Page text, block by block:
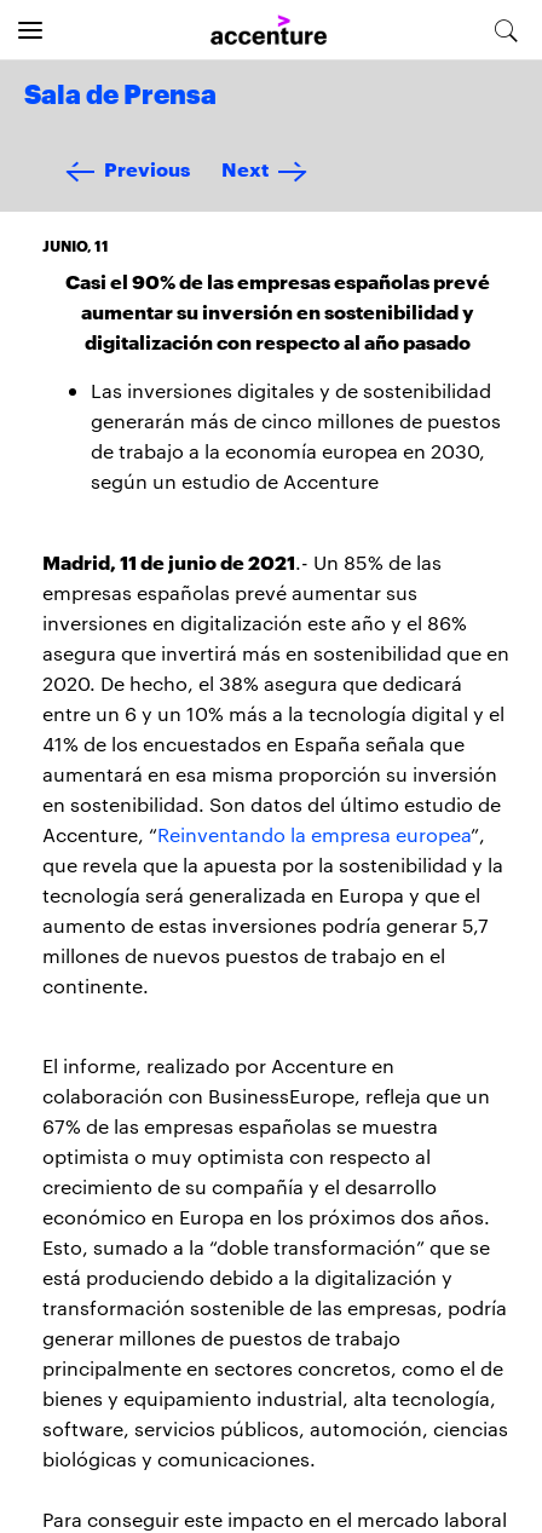
Sala de Prensa
Previous Next
JUNIO, 11
Casi el 90% de las empresas españolas prevé
aumentar su inversión en sostenibilidad y
digitalización con respecto al año pasado
Las inversiones digitales y de sostenibilidad
generarán más de cinco millones de puestos
de trabajo a la economía europea en 2030,
según un estudio de Accenture
Madrid, 11 de junio de 2021.- Un 85% de las
empresas españolas prevé aumentar sus
inversiones en digitalización este año y el 86%
asegura que invertirá más en sostenibilidad que en
2020. De hecho, el 38% asegura que dedicará
entre un 6 y un 10% más a la tecnología digital y el
41% de los encuestados en España señala que
aumentará en esa misma proporción su inversión
en sostenibilidad. Son datos del último estudio de
Accenture, “Reinventando la empresa europea”,
que revela que la apuesta por la sostenibilidad y la
tecnología será generalizada en Europa y que el
aumento de estas inversiones podría generar 5,7
millones de nuevos puestos de trabajo en el
continente.
El informe, realizado por Accenture en
colaboración con BusinessEurope, refleja que un
67% de las empresas españolas se muestra
optimista o muy optimista con respecto al
crecimiento de su compañía y el desarrollo
económico en Europa en los próximos dos años.
Esto, sumado a la “doble transformación” que se
está produciendo debido a la digitalización y
transformación sostenible de las empresas, podría
generar millones de puestos de trabajo
principalmente en sectores concretos, como el de
bienes y equipamiento industrial, alta tecnología,
software, servicios públicos, automoción, ciencias
biológicas y comunicaciones.
Para conseguir este impacto en el mercado laboral